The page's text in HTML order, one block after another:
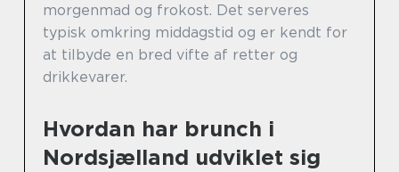
morgenmad og frokost. Det serveres
typisk omkring middagstid og er kendt for
at tilbyde en bred vifte af retter og
drikkevarer.
Hvordan har brunch i
Nordsjælland udviklet sig